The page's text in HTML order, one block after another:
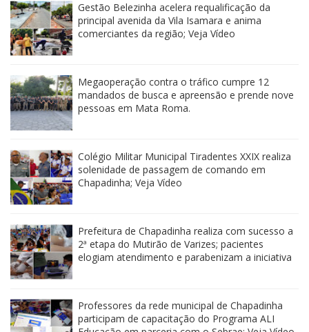
Gestão Belezinha acelera requalificação da
principal avenida da Vila Isamara e anima
comerciantes da região; Veja Vídeo
Megaoperação contra o tráfico cumpre 12
mandados de busca e apreensão e prende nove
pessoas em Mata Roma.
Colégio Militar Municipal Tiradentes XXIX realiza
solenidade de passagem de comando em
Chapadinha; Veja Vídeo
Prefeitura de Chapadinha realiza com sucesso a
2ª etapa do Mutirão de Varizes; pacientes
elogiam atendimento e parabenizam a iniciativa
Professores da rede municipal de Chapadinha
participam de capacitação do Programa ALI